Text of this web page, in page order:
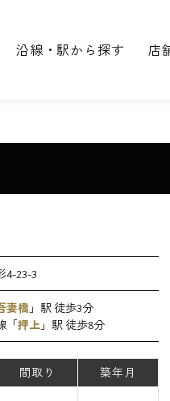
沿線・駅から探す 店
4-23-3
妻橋 」駅 徒歩3分
「押上 」駅 徒歩8分
間取り
築年月